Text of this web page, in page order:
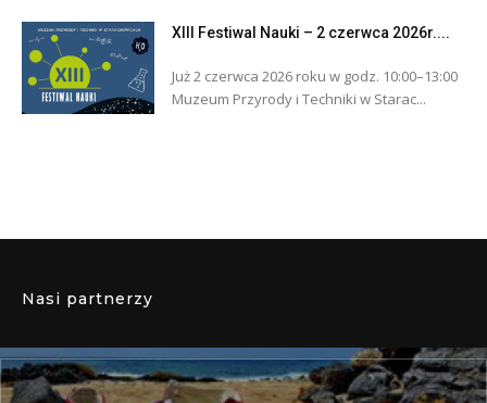
XIII Festiwal Nauki – 2 czerwca 2026r....
Już 2 czerwca 2026 roku w godz. 10:00–13:00
Muzeum Przyrody i Techniki w Starac...
Nasi partnerzy